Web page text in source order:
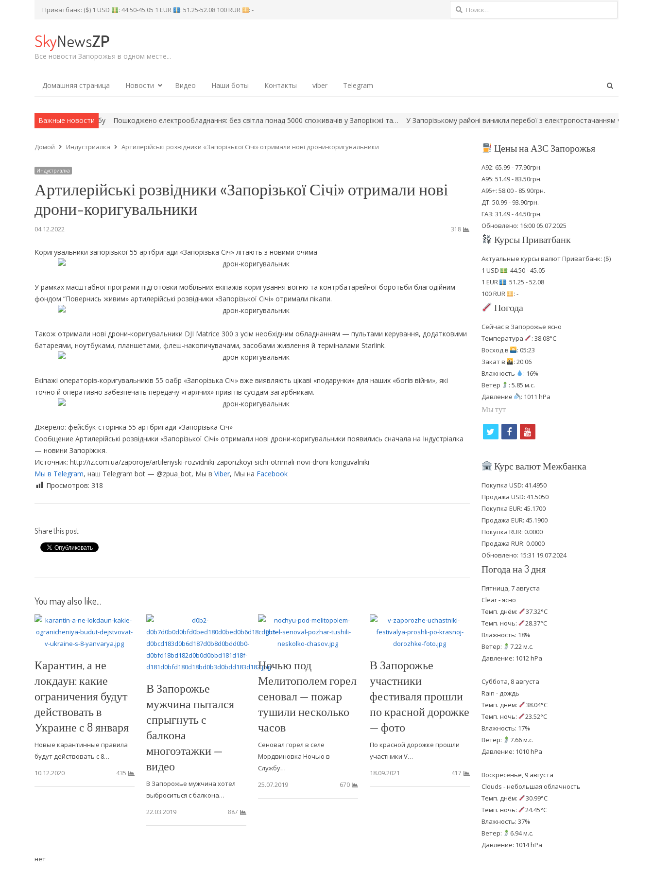
Приватбанк: ($) 1 USD : 44.50-45.05 1 EUR : 51.25-52.08 100 RUR : - Найти:
SkyNewsZP
Все новости Запорожья в одном месте...
Домашняя страница Новости Видео Наши боты Контакты viber Telegram
Важные новости
авіабомбу Пошкоджено електрообладнання: без світла понад 5000 споживачів у Запоріжжі та… У Запорізькому районі виникли перебої з електропостачанням через ворожий
Домой Индустриалка Артилерійські розвідники «Запорізької Січі» отримали нові дрони-коригувальники
Индустриалка
Артилерійські розвідники «Запорізької Січі» отримали нові
дрони-коригувальники
04.12.2022 318
Коригувальники запорізької 55 артбригади «Запорізька Січ» літають з новими очима
У рамках масштабної програми підготовки мобільних екіпажів коригування вогню та контрбатарейної боротьби благодійним
фондом “Повернись живим» артилерійські розвідники «Запорізької Січі» отримали пікапи.
Також отримали нові дрони-коригувальники DJI Matrice 300 з усім необхідним обладнанням — пультами керування, додатковими
батареями, ноутбуками, планшетами, флеш-накопичувачами, засобами живлення й терміналами Starlink.
Екіпажі операторів-коригувальників 55 оабр «Запорізька Січ» вже виявляють цікаві «подарунки» для наших «богів війни», які
точно й оперативно забезпечать передачу «гарячих» привітів сусідам-загарбникам.
Джерело: фейсбук-сторінка 55 артбригади «Запорізька Січ»
Сообщение Артилерійські розвідники «Запорізької Січі» отримали нові дрони-коригувальники появились сначала на Індустріалка
— новини Запоріжжя.
Источник: http://iz.com.ua/zaporoje/artileriyski-rozvidniki-zaporizkoyi-sichi-otrimali-novi-droni-koriguvalniki
Мы в Telegram, наш Telegram bot — @zpua_bot, Мы в Viber, Мы на Facebook
Просмотров: 318
Share this post
You may also like...
Карантин, а не
локдаун: какие
ограничения будут
действовать в
Украине с 8 января
Новые карантинные правила
будут действовать с 8…
10.12.2020
435
В Запорожье
мужчина пытался
спрыгнуть с
балкона
многоэтажки —
видео
В Запорожье мужчина хотел
выброситься с балкона…
22.03.2019
887
Ночью под
Мелитополем горел
сеновал — пожар
тушили несколько
часов
Сеновал горел в селе
Мордвиновка Ночью в
Службу…
25.07.2019
670
В Запорожье
участники
фестиваля прошли
по красной дорожке
— фото
По красной дорожке прошли
участники V…
18.09.2021
417
нет
Цены на АЗС Запорожья
А92: 65.99 - 77.90грн.
А95: 51.49 - 83.50грн.
А95+: 58.00 - 85.90грн.
ДТ: 50.99 - 93.90грн.
ГАЗ: 31.49 - 44.50грн.
Обновлено: 16:00 05.07.2025
Курсы Приватбанк
Актуальные курсы валют Приватбанк: ($)
1 USD
: 44.50 - 45.05
1 EUR
: 51.25 - 52.08
100 RUR
: -
Погода
Сейчас в Запорожье ясно
Температура
: 38.08°C
Восход в
: 05:23
Закат в
: 20:06
Влажность
: 16%
Ветер
: 5.85 м.с.
Давление
: 1011 hPa
Мы тут
i
t
e
r
f
c
b
o
o
k
y
u
u
b
e
Курс валют Межбанка
Покупка USD: 41.4950
Продажа USD: 41.5050
Покупка EUR: 45.1700
Продажа EUR: 45.1900
Покупка RUR: 0.0000
Продажа RUR: 0.0000
Обновлено: 15:31 19.07.2024
Погода на 3 дня
Пятница, 7 августа
Clear - ясно
Темп. днём:
37.32°C
Темп. ночь:
28.37°C
Влажность: 18%
Ветер:
7.22 м.с.
Давление: 1012 hPa
Суббота, 8 августа
Rain - дождь
Темп. днём:
38.04°C
Темп. ночь:
23.52°C
Влажность: 17%
Ветер:
7.66 м.с.
Давление: 1010 hPa
Воскресенье, 9 августа
Clouds - небольшая облачность
Темп. днём:
30.99°C
Темп. ночь:
24.45°C
Влажность: 37%
Ветер:
6.94 м.с.
Давление: 1014 hPa